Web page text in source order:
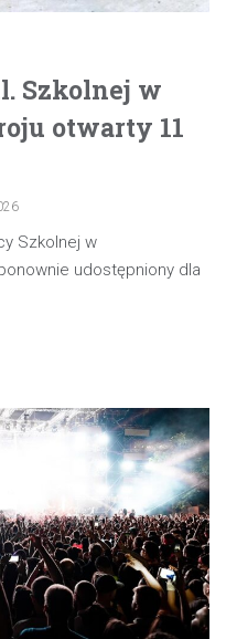
Szkolnej w
otwarty 11
Szkolnej w
udostępniony dla